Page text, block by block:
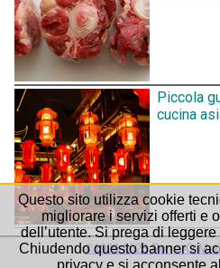
Piccola
cucina
©1999-2026 Roma-O-
Questo sito utilizza cookie
migliorare i servizi offerti e
dell’utente. Si prega di leggere
Chiudendo questo banner si
privacy e si acconsente